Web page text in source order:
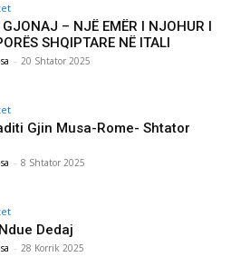
GJONAJ – NJË EMËR I NJOHUR I
SHQIPTARE NË ITALI
- 20 Shtator 2025
Gjin Musa-Rome- Shtator
- 8 Shtator 2025
Dedaj
- 28 Korrik 2025